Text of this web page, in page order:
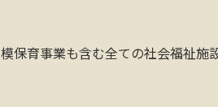
保育事業も含む全ての社会福祉施